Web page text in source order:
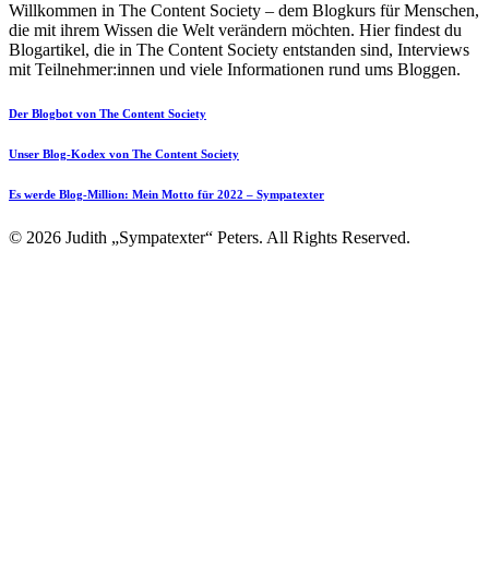
Willkommen in The Content Society – dem Blogkurs für Menschen,
die mit ihrem Wissen die Welt verändern möchten. Hier findest du
Blogartikel, die in The Content Society entstanden sind, Interviews
mit Teilnehmer:innen und viele Informationen rund ums Bloggen.
Der Blogbot von The Content Society
Unser Blog-Kodex von The Content Society
Es werde Blog-Million: Mein Motto für 2022 – Sympatexter
© 2026 Judith „Sympatexter“ Peters. All Rights Reserved.